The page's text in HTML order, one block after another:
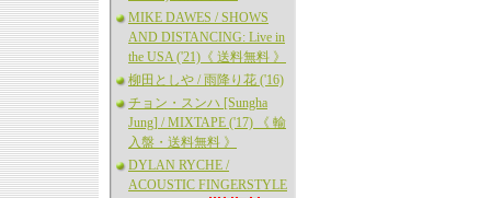
MIKE DAWES / SHOWS
AND DISTANCING: Live in
the USA ('21)《 送料無料 》
柳田としや / 雨降り花 ('16)
チョン・スンハ [Sungha
Jung] / MIXTAPE ('17) 《 輸
入盤・送料無料 》
DYLAN RYCHE /
ACOUSTIC FINGERSTYLE